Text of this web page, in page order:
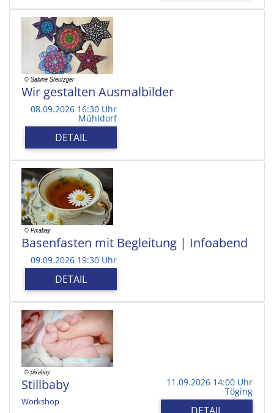
Wir gestalten Ausmalbilder
08.09.2026 16:30 Uhr
Mühldorf
DETAIL
Basenfasten mit Begleitung | Infoabend
09.09.2026 19:30 Uhr
DETAIL
Stillbaby
Workshop
11.09.2026 14:00 Uhr
Töging
DETAIL